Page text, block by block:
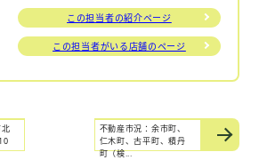
この担当者の紹介ページ
この担当者がいる店舗のページ
不動産市況：余市町、
仁木町、古平町、積丹
町（検...